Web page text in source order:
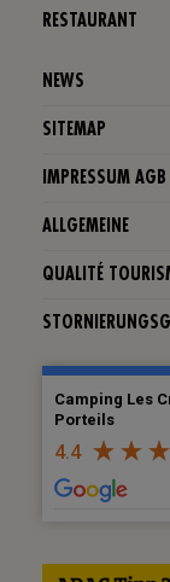
RESTAURANT
NEWS
SITEMAP
IMPRESSUM AGB
ALLGEMEINE
QUALITÉ
Camping Les
Porteils
4.4